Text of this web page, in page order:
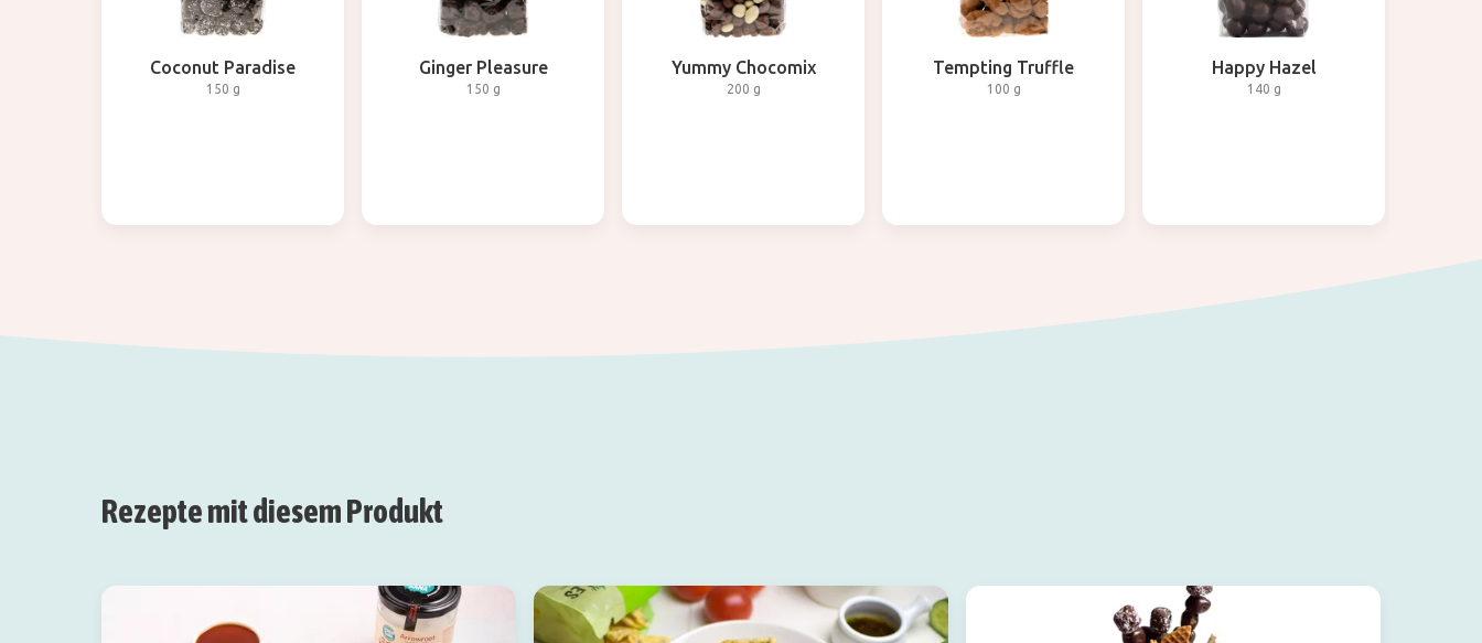
Coconut Paradise
150 g
Ginger Pleasure
150 g
Yummy Chocomix
200 g
Tempting Truffle
100 g
Happy Hazel
140 g
Rezepte mit diesem Produkt